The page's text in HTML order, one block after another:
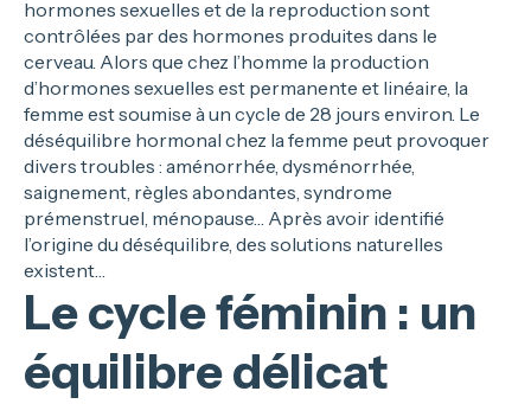
hormones sexuelles et de la reproduction sont
contrôlées par des hormones produites dans le
cerveau. Alors que chez l’homme la production
d’hormones sexuelles est permanente et linéaire, la
femme est soumise à un cycle de 28 jours environ. Le
déséquilibre hormonal chez la femme peut provoquer
divers troubles : aménorrhée, dysménorrhée,
saignement, règles abondantes, syndrome
prémenstruel, ménopause… Après avoir identifié
l’origine du déséquilibre, des solutions naturelles
existent…
Le cycle féminin : un
équilibre délicat